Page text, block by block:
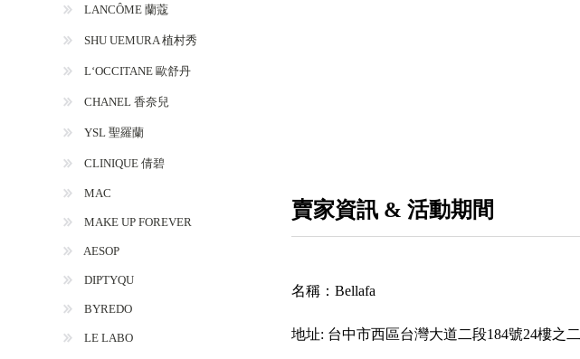
賣家資訊 & 活動期間
名稱： Bellafa
地址: 台中市西區台灣大道二段184號24樓之二
LANCÔME 蘭蔻
SHU UEMURA 植村秀
L‘OCCITANE 歐舒丹
CHANEL 香奈兒
YSL 聖羅蘭
CLINIQUE 倩碧
MAC
MAKE UP FOREVER
AESOP
DIPTYQU
BYREDO
LE LABO